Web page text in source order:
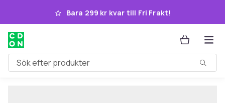
Hoppa till huvudinnehållet
Bara 299 kr kvar till Fri Frakt!
Sök efter produkter